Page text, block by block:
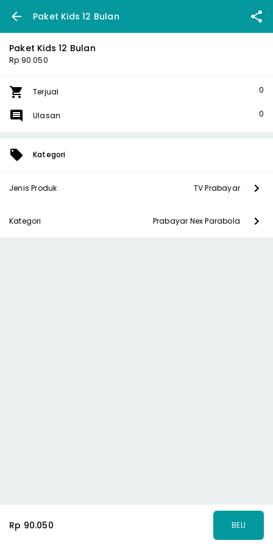
Paket Kids 12 Bulan
Paket Kids 12 Bulan
Rp 90.050
Terjual 0
Ulasan 0
Kategori
Jenis Produk TV Prabayar
Kategori Prabayar Nex Parabola
Rp 90.050 BELI